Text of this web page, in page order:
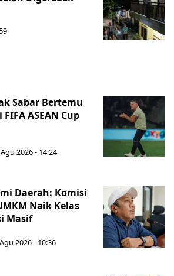
Sabar Bertemu
ASEAN Cup
2026 - 14:24
Daerah: Komisi
Naik Kelas
Masif
2026 - 10:36